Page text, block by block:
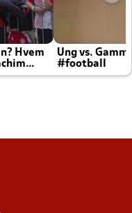
Hvem
Ung vs.
#football